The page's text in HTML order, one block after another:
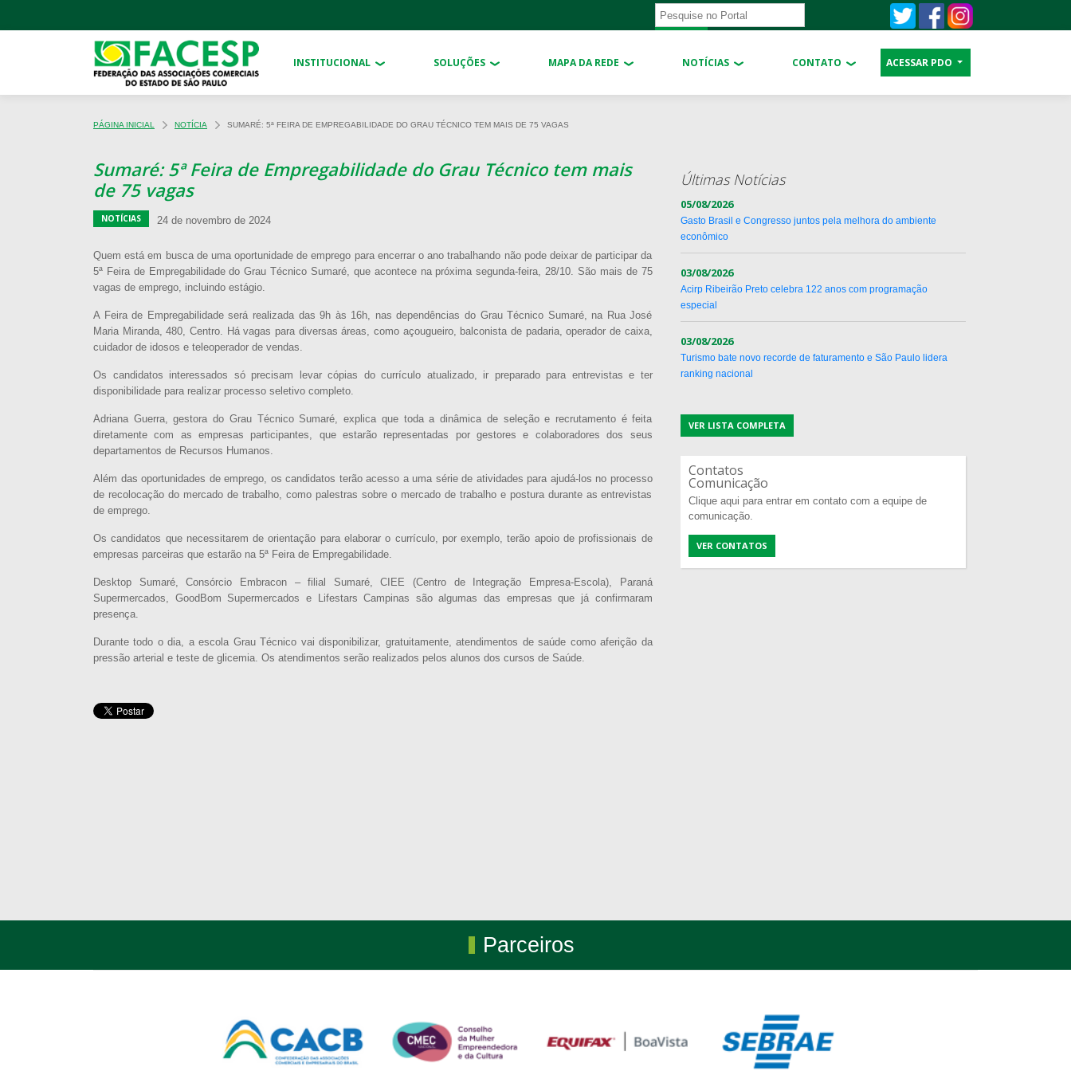
INSTITUCIONAL SOLUÇÕES MAPA DA REDE NOTÍCIAS CONTATO ACESSAR PDO
PÁGINA INICIAL NOTÍCIA SUMARÉ: 5ª FEIRA DE EMPREGABILIDADE DO GRAU TÉCNICO TEM MAIS DE 75 VAGAS
Sumaré: 5ª Feira de Empregabilidade do Grau Técnico tem mais
de 75 vagas
NOTÍCIAS 24 de novembro de 2024
Quem está em busca de uma oportunidade de emprego para encerrar o ano trabalhando não pode deixar de participar da
5ª Feira de Empregabilidade do Grau Técnico Sumaré, que acontece na próxima segunda-feira, 28/10. São mais de 75
vagas de emprego, incluindo estágio.
A Feira de Empregabilidade será realizada das 9h às 16h, nas dependências do Grau Técnico Sumaré, na Rua José
Maria Miranda, 480, Centro. Há vagas para diversas áreas, como açougueiro, balconista de padaria, operador de caixa,
cuidador de idosos e teleoperador de vendas.
Os candidatos interessados só precisam levar cópias do currículo atualizado, ir preparado para entrevistas e ter
disponibilidade para realizar processo seletivo completo.
Adriana Guerra, gestora do Grau Técnico Sumaré, explica que toda a dinâmica de seleção e recrutamento é feita
diretamente com as empresas participantes, que estarão representadas por gestores e colaboradores dos seus
departamentos de Recursos Humanos.
Além das oportunidades de emprego, os candidatos terão acesso a uma série de atividades para ajudá-los no processo
de recolocação do mercado de trabalho, como palestras sobre o mercado de trabalho e postura durante as entrevistas
de emprego.
Os candidatos que necessitarem de orientação para elaborar o currículo, por exemplo, terão apoio de profissionais de
empresas parceiras que estarão na 5ª Feira de Empregabilidade.
Desktop Sumaré, Consórcio Embracon – filial Sumaré, CIEE (Centro de Integração Empresa-Escola), Paraná
Supermercados, GoodBom Supermercados e Lifestars Campinas são algumas das empresas que já confirmaram
presença.
Durante todo o dia, a escola Grau Técnico vai disponibilizar, gratuitamente, atendimentos de saúde como aferição da
pressão arterial e teste de glicemia. Os atendimentos serão realizados pelos alunos dos cursos de Saúde.
Últimas Notícias
05/08/2026
Gasto Brasil e Congresso juntos pela melhora do ambiente
econômico
03/08/2026
Acirp Ribeirão Preto celebra 122 anos com programação
especial
03/08/2026
Turismo bate novo recorde de faturamento e São Paulo lidera
ranking nacional
VER LISTA COMPLETA
Contatos
Comunicação
Clique aqui para entrar em contato com a equipe de
comunicação.
VER CONTATOS
Parceiros